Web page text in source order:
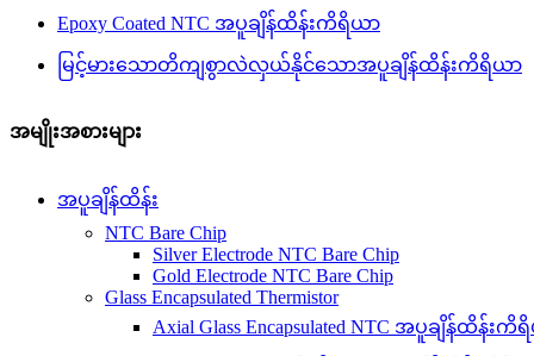
Epoxy Coated NTC အပူချိန်ထိန်းကိရိယာ
မြင့်မားသောတိကျစွာလဲလှယ်နိုင်သောအပူချိန်ထိန်းကိရိယာ
အမျိုးအစားများ
အပူချိန်ထိန်း
NTC Bare Chip
Silver Electrode NTC Bare Chip
Gold Electrode NTC Bare Chip
Glass Encapsulated Thermistor
Axial Glass Encapsulated NTC အပူချိန်ထိန်းကိ